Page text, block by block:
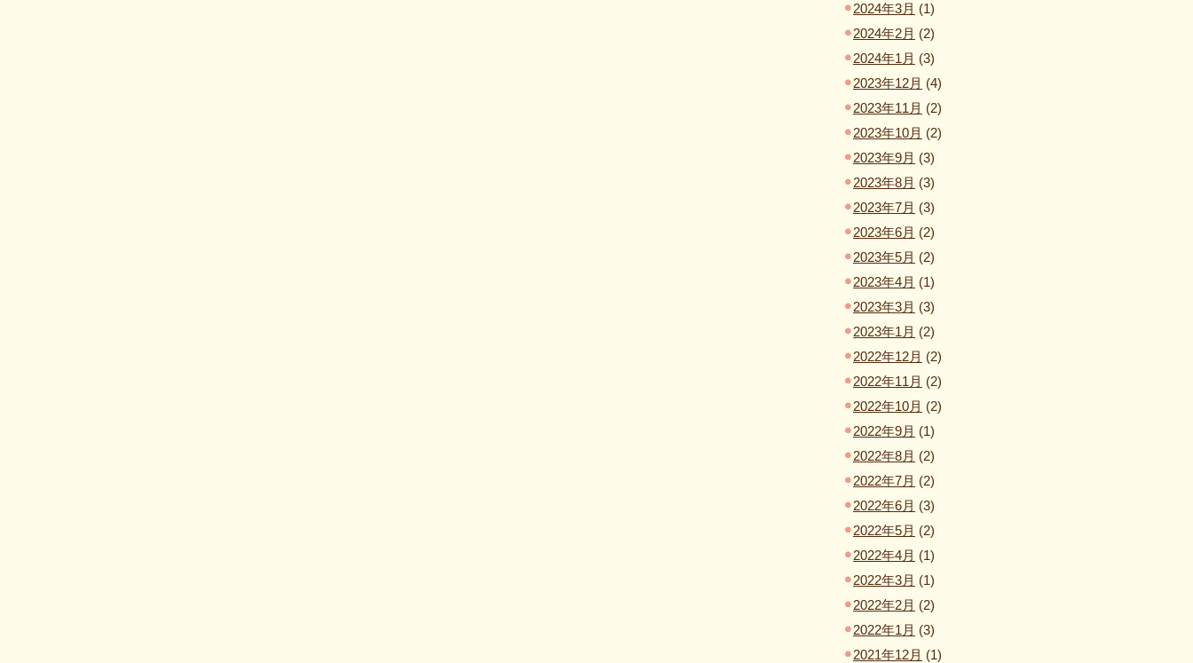
2024年3月 (1)
2024年2月 (2)
2024年1月 (3)
2023年12月 (4)
2023年11月 (2)
2023年10月 (2)
2023年9月 (3)
2023年8月 (3)
2023年7月 (3)
2023年6月 (2)
2023年5月 (2)
2023年4月 (1)
2023年3月 (3)
2023年1月 (2)
2022年12月 (2)
2022年11月 (2)
2022年10月 (2)
2022年9月 (1)
2022年8月 (2)
2022年7月 (2)
2022年6月 (3)
2022年5月 (2)
2022年4月 (1)
2022年3月 (1)
2022年2月 (2)
2022年1月 (3)
2021年12月 (1)